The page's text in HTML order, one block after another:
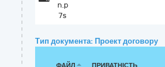
n.p
7s
Тип документа: Проект договору